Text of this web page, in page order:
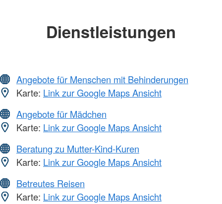
Dienstleistungen
Angebote für Menschen mit Behinderungen
Karte: Link zur Google Maps Ansicht
Angebote für Mädchen
Karte: Link zur Google Maps Ansicht
Beratung zu Mutter-Kind-Kuren
Karte: Link zur Google Maps Ansicht
Betreutes Reisen
Karte: Link zur Google Maps Ansicht